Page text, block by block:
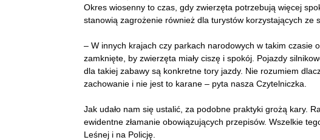
Okres wiosenny to czas, gdy zwierzęta potrzebują więcej
stanowią zagrożenie również dla turystów korzystających ze
– W innych krajach czy parkach narodowych w takim czasie
zamknięte, by zwierzęta miały ciszę i spokój. Pojazdy
dla takiej zabawy są konkretne tory jazdy. Nie rozumiem
zachowanie i nie jest to karane – pyta nasza Czytelniczka.
Jak udało nam się ustalić, za podobne praktyki grożą kary.
ewidentne złamanie obowiązujących przepisów. Wszelkie
Leśnej i na Policję.